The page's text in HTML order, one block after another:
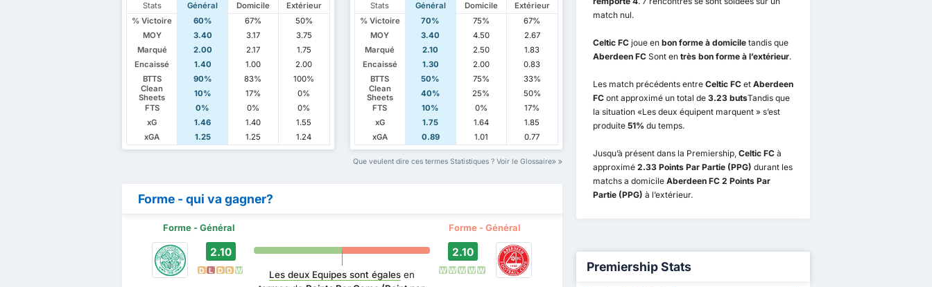
Stats Général Domicile
Extérieur
% Victoire
60% 67%
50%
MOY
3.40 3.17
3.75
Marqué
2.00 2.17
1.75
Encaissé
1.40 1.00
2.00
BTTS
90% 83%
100%
Clean
Sheets
10% 17%
0%
FTS
0% 0%
0%
xG
1.46 1.40
1.55
xGA
1.25 1.25 1.24
Stats Général Domicile
Extérieur
% Victoire
70% 75%
67%
MOY
3.40 4.50
2.67
Marqué
2.10 2.50
1.83
Encaissé
1.30 2.00
0.83
BTTS
50% 75%
33%
Clean
Sheets
40% 25%
50%
FTS
10% 0%
17%
xG
1.75 1.64
1.85
xGA
0.89 1.01 0.77
Que veulent dire ces termes Statistiques ? Voir le Glossaire
Forme - qui va gagner?
Forme - Général Forme - Général
2.10
D L D D W Les deux Equipes sont égalesen
2.10
W W W W W
match nul.
Celtic FCjoue en bon forme à domiciletandis que
Aberdeen FCSont en très bon forme à l’extérieur.
Les match précédents entre Celtic FCet Aberdeen
FCont approximé un total de 3.23 butsTandis que
la situation «Les deux équipent marquent » s’est
produite 51% du temps.
Jusqu’à présent dans la Premiership, Celtic FCà
approximé 2.33 Points Par Partie (PPG) durant les
matchs a domicile Aberdeen FC 2 Points Par
Partie (PPG) à l’extérieur.
Premiership Stats